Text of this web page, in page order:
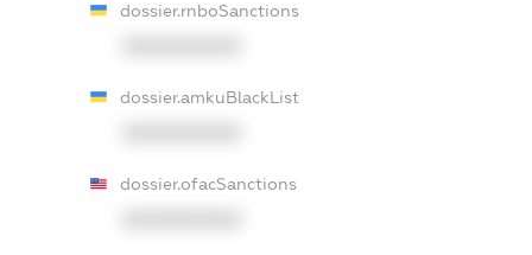
dossier.rnboSanctions
dossier.amkuBlackList
dossier.ofacSanctions